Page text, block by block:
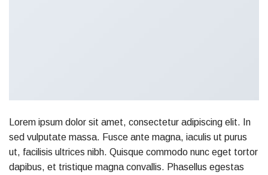
Lorem ipsum dolor sit amet, consectetur adipiscing elit. In
sed vulputate massa. Fusce ante magna, iaculis ut purus
ut, facilisis ultrices nibh. Quisque commodo nunc eget tortor
dapibus, et tristique magna convallis. Phasellus egestas